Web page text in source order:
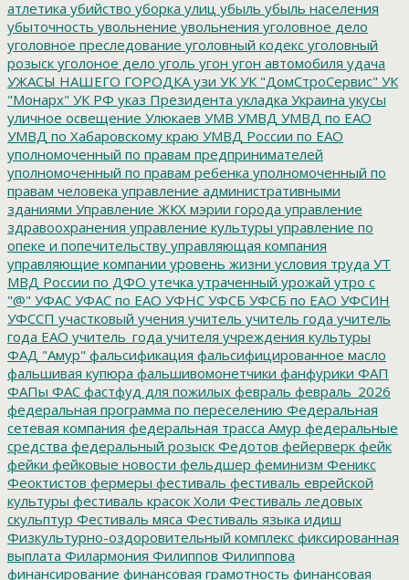
атлетика убийство уборка улиц убыль убыль населения
убыточность увольнение увольнения уголовное дело
уголовное преследование уголовный кодекс уголовный
розыск уголоное дело уголь угон угон автомобиля удача
УЖАСЫ НАШЕГО ГОРОДКА узи УК УК "ДомСтроСервис" УК
"Монарх" УК РФ указ Президента укладка Украина укусы
уличное освещение Улюкаев УМВ УМВД УМВД по ЕАО
УМВД по Хабаровскому краю УМВД России по ЕАО
уполномоченный по правам предпринимателей
уполномоченный по правам ребенка уполномоченный по
правам человека управление административными
зданиями Управление ЖКХ мэрии города управление
здравоохранения управление культуры управление по
опеке и попечительству управляющая компания
управляющие компании уровень жизни условия труда УТ
МВД России по ДФО утечка утраченный урожай утро с
"@" УФАС УФАС по ЕАО УФНС УФСБ УФСБ по ЕАО УФСИН
УФССП участковый учения учитель учитель года учитель
года ЕАО учитель_года учителя учреждения культуры
ФАД "Амур" фальсификация фальсифицированное масло
фальшивая купюра фальшивомонетчики фанфурики ФАП
ФАПы ФАС фастфуд для пожилых февраль февраль_2026
федеральная программа по переселению Федеральная
сетевая компания федеральная трасса Амур федеральные
средства федеральный розыск Федотов фейерверк фейк
фейки фейковые новости фельдшер феминизм Феникс
Феоктистов фермеры фестиваль фестиваль еврейской
культуры фестиваль красок Холи Фестиваль ледовых
скульптур Фестиваль мяса Фестиваль языка идиш
Физкультурно-оздоровительный комплекс фиксированная
выплата Филармония Филиппов Филиппова
финансирование финансовая грамотность финансовая